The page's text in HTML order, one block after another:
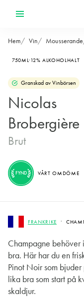
Hem Vin Mousserande
750ML 12% ALKOHOLHALT
Granskad av Vinbörsen
Nicolas
Brobergière
Brut
FRANKRIKE
Champagne behöver
bra. Här har du en
Pinot Noir som
lika bra som start på
skaldjur.
FYND VÅRT OMDÖME